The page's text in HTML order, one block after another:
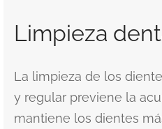
Limpieza
La limpieza de los
y regular previene la
mantiene los dientes